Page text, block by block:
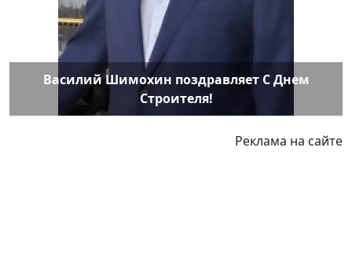
Василий Шимохин поздравляет С Днем
Строителя!
Реклама на сайте